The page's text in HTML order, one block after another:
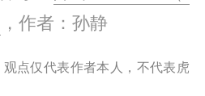
，作者：孙静
点仅代表作者本人，不代表虎